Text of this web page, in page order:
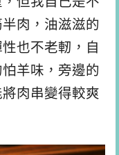
肉，油滋滋的
也不老軔，自
羊味，旁邊的
肉串變得較爽